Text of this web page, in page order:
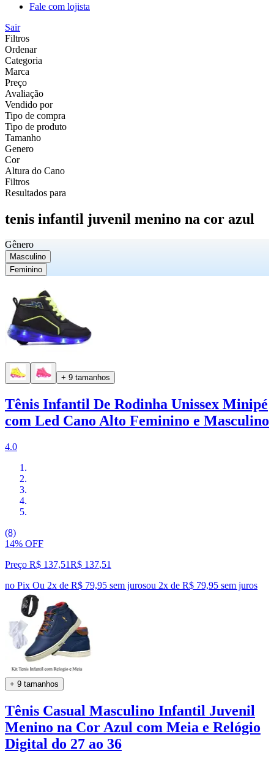
Fale com lojista
Sair
Filtros
Ordenar
Categoria
Marca
Preço
Avaliação
Vendido por
Tipo de compra
Tipo de produto
Tamanho
Genero
Cor
Altura do Cano
Filtros
Resultados para
tenis infantil juvenil menino na cor azul
Gênero
Masculino
Feminino
+ 9 tamanhos
Tênis Infantil De Rodinha Unissex Minipé
com Led Cano Alto Feminino e Masculino
4.0
(8)
14% OFF
Preço R$ 137,51R$ 137,51
no Pix Ou 2x de R$ 79,95 sem jurosou 2x de R$ 79,95 sem juros
+ 9 tamanhos
Tênis Casual Masculino Infantil Juvenil
Menino na Cor Azul com Meia e Relógio
Digital do 27 ao 36